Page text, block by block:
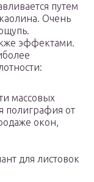
путем
Очень
эффектами.
массовых
полиграфия от
окон,
для листовок